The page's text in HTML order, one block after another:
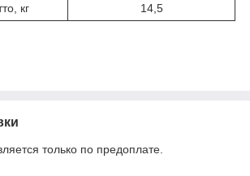
кг
14,5
только по предоплате.